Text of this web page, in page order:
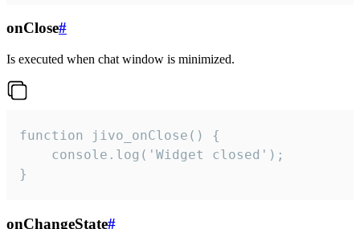
onClose#
Is executed when chat window is minimized.
function jivo_onClose() {
    console.log('Widget closed');
}
onChangeState#